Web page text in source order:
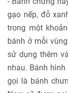
gạo nếp, đỗ
trong một
bánh ở mỗi
sử dụng thêm
nhau. Bánh
gọi là bánh